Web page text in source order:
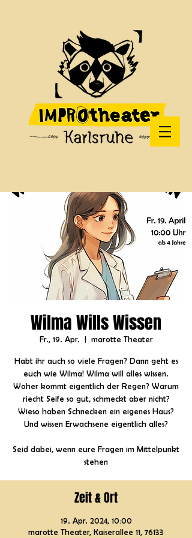
Wilma Wills Wissen
Fr., 19. Apr. marotte Theater
Habt ihr auch so viele Fragen? Dann geht es
euch wie Wilma! Wilma will alles wissen.
Woher kommt eigentlich der Regen? Warum
riecht Seife so gut, schmeckt aber nicht?
Wieso haben Schnecken ein eigenes Haus?
Und wissen Erwachsene eigentlich alles?
Seid dabei, wenn eure Fragen im Mittelpunkt
stehen
Zeit & Ort
19. Apr. 2024, 10:00
marotte Theater, Kaiserallee 11, 76133